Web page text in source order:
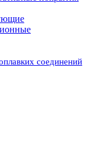
соединений